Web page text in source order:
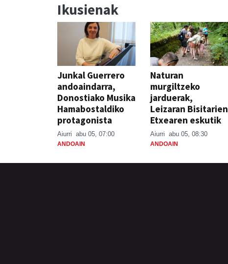
Ikusienak
Junkal Guerrero
andoaindarra,
Donostiako Musika
Hamabostaldiko
protagonista
Aiurri abu 05, 07:00
ANDOAIN
Naturan
murgiltzeko
jarduerak,
Leizaran Bisitarien
Etxearen eskutik
Aiurri abu 05, 08:30
ANDOAIN